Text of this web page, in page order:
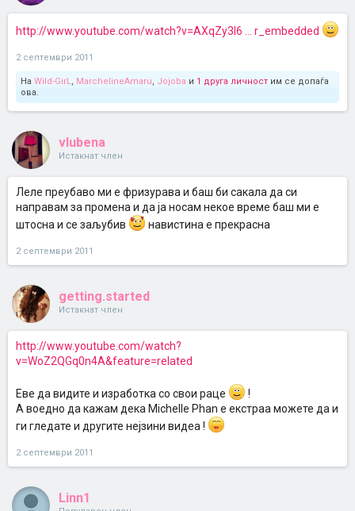
http://www.youtube.com/watch?v=AXqZy3l6 ... r_embedded
2 септември 2011
На Wild-GirL, MarchelineAmaru, Jojoba и 1 друга личност им се допаѓа
ова.
vlubena
Истакнат член
Леле преубаво ми е фризурава и баш би сакала да си
направам за промена и да ја носам некое време баш ми е
штосна и се заљубив
навистина е прекрасна
2 септември 2011
getting.started
Истакнат член
http://www.youtube.com/watch?
v=WoZ2QGq0n4A&feature=related
Еве да видите и изработка со свои раце
!
А воедно да кажам дека Michelle Phan е екстраа можете да и
ги гледате и другите нејзини видеа !
2 септември 2011
Linn1